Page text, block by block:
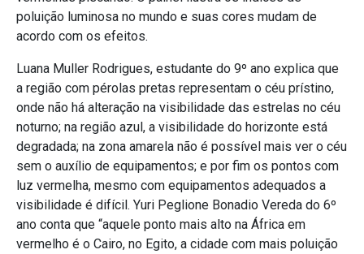
poluição luminosa no mundo e suas cores mudam de
acordo com os efeitos.
Luana Muller Rodrigues, estudante do 9º ano explica que
a região com pérolas pretas representam o céu prístino,
onde não há alteração na visibilidade das estrelas no céu
noturno; na região azul, a visibilidade do horizonte está
degradada; na zona amarela não é possível mais ver o céu
sem o auxílio de equipamentos; e por fim os pontos com
luz vermelha, mesmo com equipamentos adequados a
visibilidade é difícil. Yuri Peglione Bonadio Vereda do 6º
ano conta que “aquele ponto mais alto na África em
vermelho é o Cairo, no Egito, a cidade com mais poluição